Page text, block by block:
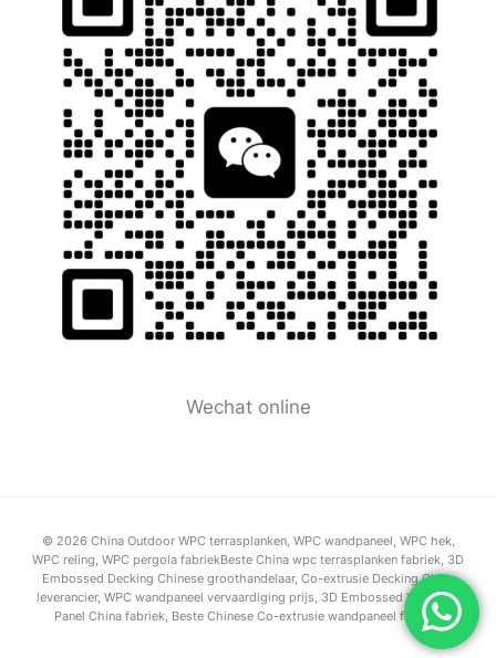
Wechat online
© 2026 China Outdoor WPC terrasplanken, WPC wandpaneel, WPC hek,
WPC reling, WPC pergola fabriekBeste China wpc terrasplanken fabriek, 3D
Embossed Decking Chinese groothandelaar, Co-extrusie Decking China
leverancier, WPC wandpaneel vervaardiging prijs, 3D Embossed WPC Wall
Panel China fabriek, Beste Chinese Co-extrusie wandpaneel fabriek.